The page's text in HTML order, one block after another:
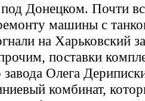
Донецком. Почти
машины с
на Харьковский
поставки
Олега
комбинат,